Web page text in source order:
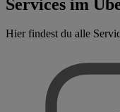
Services im
Hier findest du alle